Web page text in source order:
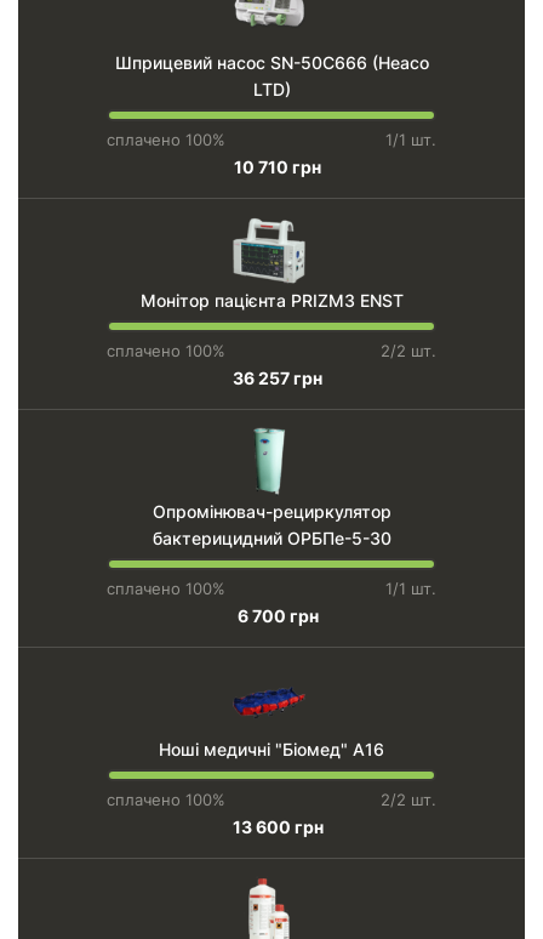
Шприцевий насос SN-50C666 (Heaco
LTD)
сплачено 100% 1/1 шт.
10 710 грн
Монітор пацієнта PRIZM3 ENST
сплачено 100% 2/2 шт.
36 257 грн
Опромінювач-рециркулятор
бактерицидний ОРБПе-5-30
сплачено 100% 1/1 шт.
6 700 грн
Ноші медичні "Біомед" А16
сплачено 100% 2/2 шт.
13 600 грн